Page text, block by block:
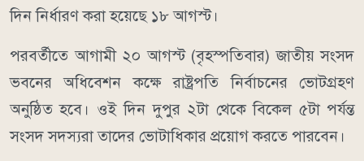
দিন নির্ধারণ করা হয়েছে ১৮ আগস্ট।
পরবর্তীতে আগামী ২০ আগস্ট (বৃহস্পতিবার) জাতীয় সংসদ
ভবনের অধিবেশন কক্ষে রাষ্ট্রপতি নির্বাচনের ভোটগ্রহণ
অনুষ্ঠিত হবে। ওই দিন দুপুর ২টা থেকে বিকেল ৫টা পর্যন্ত
সংসদ সদস্যরা তাদের ভোটাধিকার প্রয়োগ করতে পারবেন।